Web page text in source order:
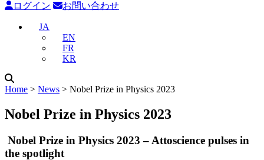
ログイン お問い合わせ
JA
EN
FR
KR
Home ˃ News ˃ Nobel Prize in Physics 2023
Nobel Prize in Physics 2023
Nobel Prize in Physics 2023 – Attoscience pulses in
the spotlight